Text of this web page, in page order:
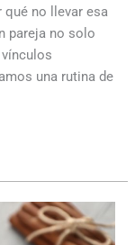
no llevar esa
pareja no solo
una rutina de